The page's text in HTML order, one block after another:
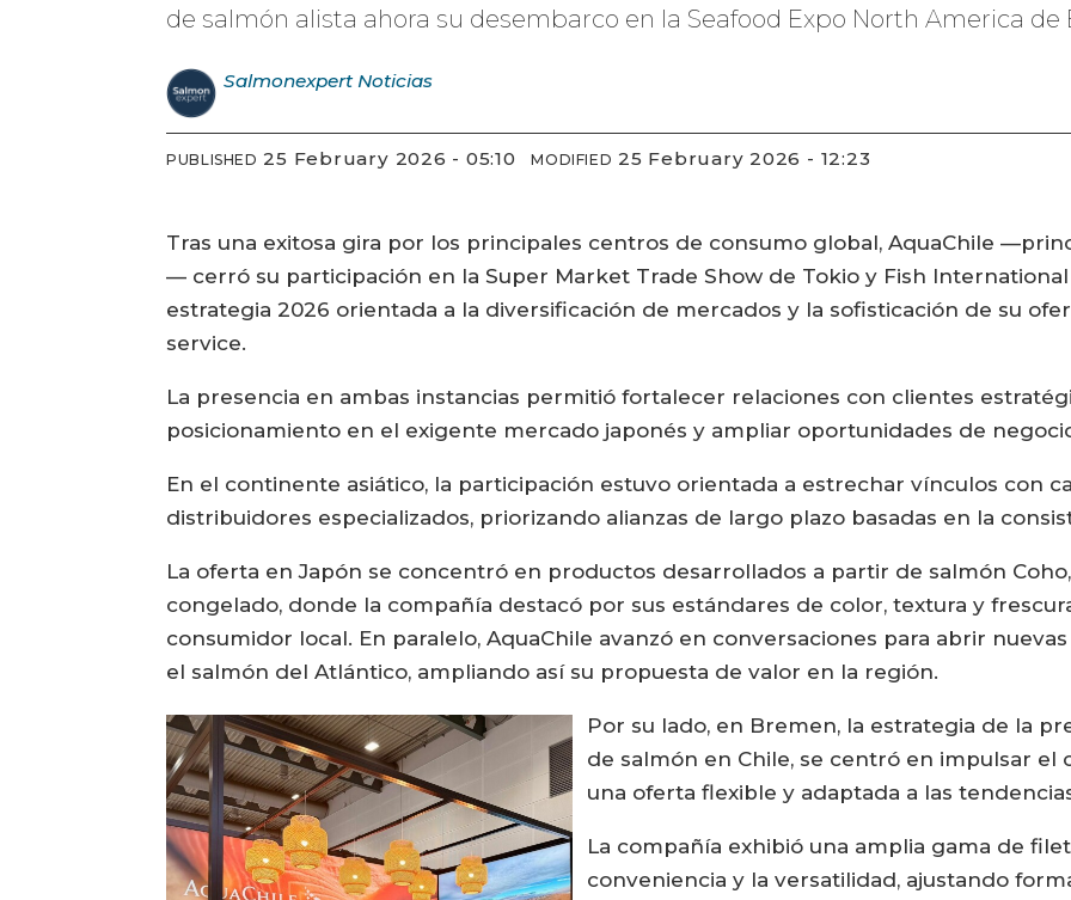
de salmón alista ahora su desembarco en la Seafood Expo North America de
Salmonexpert Noticias
PUBLISHED 25 February 2026 - 05:10 MODIFIED 25 February 2026 - 12:23
Tras una exitosa gira por los principales centros de consumo global, AquaChile
— cerró su participación en la Super Market Trade Show de Tokio y Fish
estrategia 2026 orientada a la diversificación de mercados y la sofisticación de su
service.
La presencia en ambas instancias permitió fortalecer relaciones con clientes
posicionamiento en el exigente mercado japonés y ampliar oportunidades de
En el continente asiático, la participación estuvo orientada a estrechar vínculos con
distribuidores especializados, priorizando alianzas de largo plazo basadas en la
La oferta en Japón se concentró en productos desarrollados a partir de salmón
congelado, donde la compañía destacó por sus estándares de color, textura y
consumidor local. En paralelo, AquaChile avanzó en conversaciones para abrir
el salmón del Atlántico, ampliando así su propuesta de valor en la región.
Por su lado, en Bremen, la estrategia de la
de salmón en Chile, se centró en impulsar
una oferta flexible y adaptada a las
La compañía exhibió una amplia gama de
conveniencia y la versatilidad, ajustando